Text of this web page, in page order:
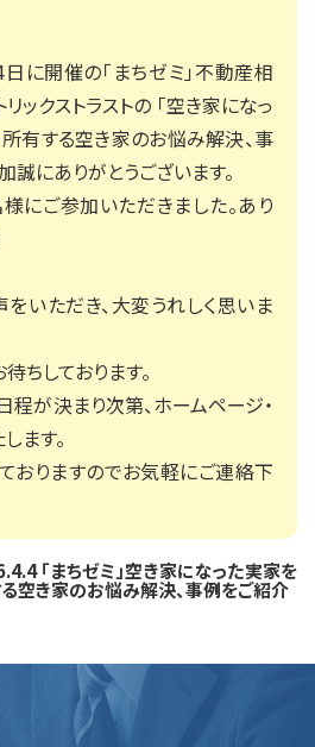
「まちゼミ」空き家になった実家を
空き家のお悩み解決、事例をご紹介
に開催の「まちゼミ」不動産相
ックストラストの 「空き家になっ
有する空き家のお悩み解決、事
誠にありがとうございます。
にご参加いただきました。あり
いただき、大変うれしく思いま
ちしております。
程が決まり次第、ホームページ・
ます。
おりますのでお気軽にご連絡下